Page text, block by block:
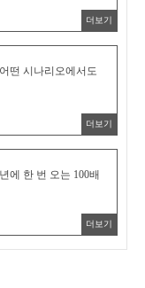
더보기
떤 시나리오에서도
더보기
에 한 번 오는 100배
더보기